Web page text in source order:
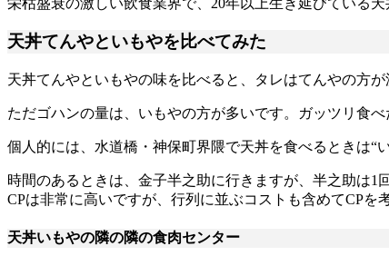
天丼てんやといもやを比べてみた
天丼てんやといもやの味を比べると、タレはてんやの方
ただゴハンの量は、いもやの方が多いです。ガッツリ食べ
個人的には、水道橋・神保町界隈で天丼を食べるときは“
時間のあるときは、金子半之助に行きますが、半之助は
CPは非常に高いですが、行列に並ぶコストも含めてCP
天丼いもやの隣の隣の食肉センター